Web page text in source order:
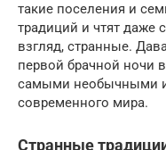
такие поселения и
традиций и чтят даже
взгляд, странные.
первой брачной ночи
самыми необычными
современного мира.
Странные